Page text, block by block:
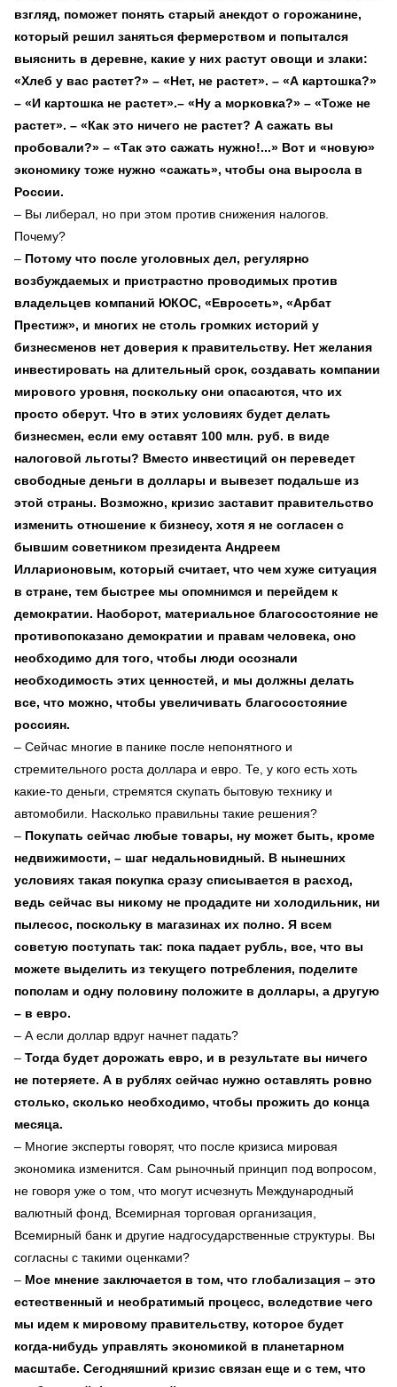
взгляд, поможет понять старый анекдот о горожанине,
который решил заняться фермерством и попытался
выяснить в деревне, какие у них растут овощи и злаки:
«Хлеб у вас растет?» – «Нет, не растет». – «А картошка?»
– «И картошка не растет».– «Ну а морковка?» – «Тоже не
растет». – «Как это ничего не растет? А сажать вы
пробовали?» – «Так это сажать нужно!...» Вот и «новую»
экономику тоже нужно «сажать», чтобы она выросла в
России.
– Вы либерал, но при этом против снижения налогов.
Почему?
– Потому что после уголовных дел, регулярно
возбуждаемых и пристрастно проводимых против
владельцев компаний ЮКОС, «Евросеть», «Арбат
Престиж», и многих не столь громких историй у
бизнесменов нет доверия к правительству. Нет желания
инвестировать на длительный срок, создавать компании
мирового уровня, поскольку они опасаются, что их
просто оберут. Что в этих условиях будет делать
бизнесмен, если ему оставят 100 млн. руб. в виде
налоговой льготы? Вместо инвестиций он переведет
свободные деньги в доллары и вывезет подальше из
этой страны. Возможно, кризис заставит правительство
изменить отношение к бизнесу, хотя я не согласен с
бывшим советником президента Андреем
Илларионовым, который считает, что чем хуже ситуация
в стране, тем быстрее мы опомнимся и перейдем к
демократии. Наоборот, материальное благосостояние не
противопоказано демократии и правам человека, оно
необходимо для того, чтобы люди осознали
необходимость этих ценностей, и мы должны делать
все, что можно, чтобы увеличивать благосостояние
россиян.
– Сейчас многие в панике после непонятного и
стремительного роста доллара и евро. Те, у кого есть хоть
какие-то деньги, стремятся скупать бытовую технику и
автомобили. Насколько правильны такие решения?
– Покупать сейчас любые товары, ну может быть, кроме
недвижимости, – шаг недальновидный. В нынешних
условиях такая покупка сразу списывается в расход,
ведь сейчас вы никому не продадите ни холодильник, ни
пылесос, поскольку в магазинах их полно. Я всем
советую поступать так: пока падает рубль, все, что вы
можете выделить из текущего потребления, поделите
пополам и одну половину положите в доллары, а другую
– в евро.
– А если доллар вдруг начнет падать?
– Тогда будет дорожать евро, и в результате вы ничего
не потеряете. А в рублях сейчас нужно оставлять ровно
столько, сколько необходимо, чтобы прожить до конца
месяца.
– Многие эксперты говорят, что после кризиса мировая
экономика изменится. Сам рыночный принцип под вопросом,
не говоря уже о том, что могут исчезнуть Международный
валютный фонд, Всемирная торговая организация,
Всемирный банк и другие надгосударственные структуры. Вы
согласны с такими оценками?
– Мое мнение заключается в том, что глобализация – это
естественный и необратимый процесс, вследствие чего
мы идем к мировому правительству, которое будет
когда-нибудь управлять экономикой в планетарном
масштабе. Сегодняшний кризис связан еще и с тем, что